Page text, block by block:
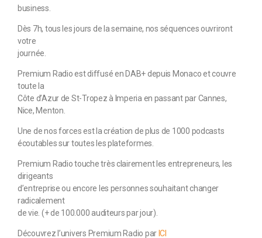
business.
Dès 7h, tous les jours de la semaine, nos séquences ouvriront
votre
journée.
Premium Radio est diffusé en DAB+ depuis Monaco et couvre
toute la
Côte d’Azur de St-Tropez à Imperia en passant par Cannes,
Nice, Menton.
Une de nos forces est la création de plus de 1000 podcasts
écoutables sur toutes les plateformes.
Premium Radio touche très clairement les entrepreneurs, les
dirigeants
d’entreprise ou encore les personnes souhaitant changer
radicalement
de vie. (+ de 100.000 auditeurs par jour).
Découvrez l’univers Premium Radio par ICI